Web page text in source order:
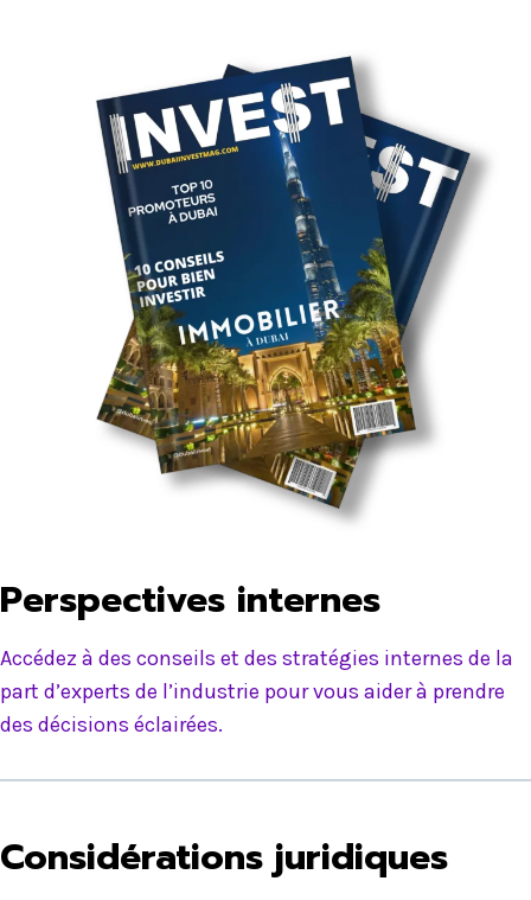
Perspectives internes
Accédez à des conseils et des stratégies internes de la
part d’experts de l’industrie pour vous aider à prendre
des décisions éclairées.
Considérations juridiques